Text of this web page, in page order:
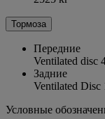
Тормоза
Передние
Ventilated disc
Задние
Ventilated Disc
Условные